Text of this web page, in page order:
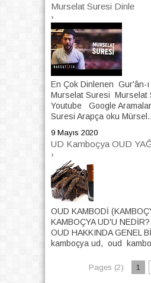
Murselat Suresi Dinle
›
En Çok Dinlenen Gur'ân-ı
Murselat Suresi Murselat
Youtube Google
Suresi Arapça oku
9 Mayıs 2020
UD Kamboçya OUD
›
OUD KAMBODİ
KAMBOÇYA UD'U
OUD HAKKINDA GENEL
kamboçya ud, oud
Pages (2) 1